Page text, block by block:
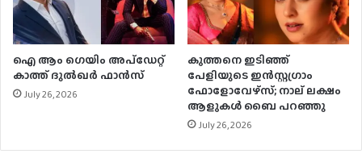
ഐ ആം ഗെയിം അപ്‌ഡേറ്റ്
കാത്ത് ദുൽഖർ ഫാൻസ്‌
July 26, 2026
കുത്തനെ ഇടിഞ്ഞ്
പേളിയുടെ ഇന്‍സ്റ്റഗ്രാം
ഫോളോവേഴ്‌സ്; നാല് ലക്ഷം
ആളുകള്‍ ബൈ പറഞ്ഞു
July 26, 2026